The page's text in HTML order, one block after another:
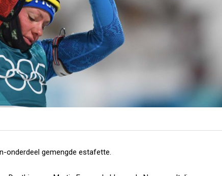
onderdeel gemengde estafette.